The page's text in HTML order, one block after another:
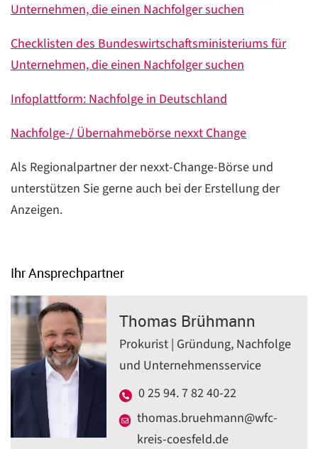
Unternehmen, die einen Nachfolger suchen
Checklisten des Bundeswirtschaftsministeriums für
Unternehmen, die einen Nachfolger suchen
Infoplattform: Nachfolge in Deutschland
Nachfolge-/ Übernahmebörse nexxt Change
Als Regionalpartner der nexxt-Change-Börse und
unterstützen Sie gerne auch bei der Erstellung der
Anzeigen.
Ihr Ansprechpartner
Thomas Brühmann
Prokurist | Gründung, Nachfolge
und Unternehmensservice
0 25 94. 7 82 40-22
thomas.bruehmann@wfc-
kreis-coesfeld.de